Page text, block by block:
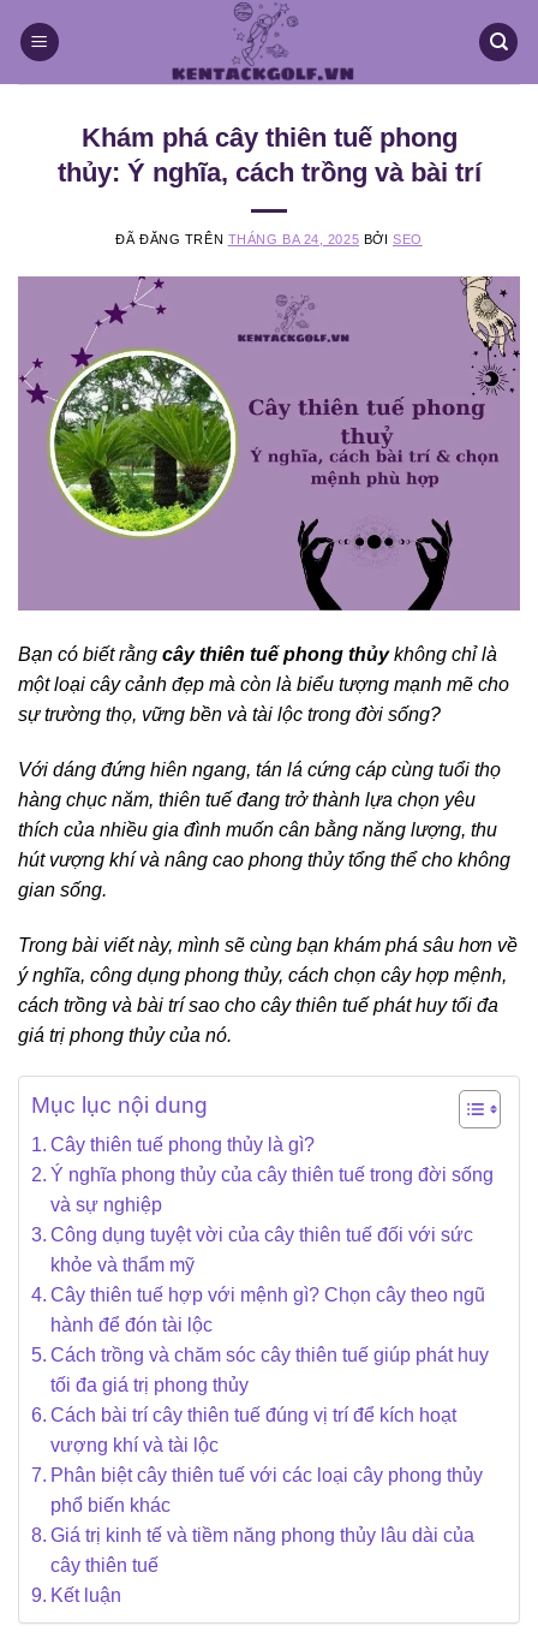
đến
Khám phá cây thiên tuế phong
thủy: Ý nghĩa, cách trồng và bài trí
ĐÃ ĐĂNG TRÊN THÁNG BA 24, 2025 BỞI SEO
Bạn có biết rằng cây thiên tuế phong thủykhông chỉ là
một loại cây cảnh đẹp mà còn là biểu tượng mạnh mẽ cho
sự trường thọ, vững bền và tài lộc trong đời sống?
Với dáng đứng hiên ngang, tán lá cứng cáp cùng tuổi thọ
hàng chục năm, thiên tuế đang trở thành lựa chọn yêu
thích của nhiều gia đình muốn cân bằng năng lượng, thu
hút vượng khí và nâng cao phong thủy tổng thể cho không
gian sống.
Trong bài viết này, mình sẽ cùng bạn khám phá sâu hơn về
ý nghĩa, công dụng phong thủy, cách chọn cây hợp mệnh,
cách trồng và bài trí sao cho cây thiên tuế phát huy tối đa
giá trị phong thủy của nó.
Mục lục nội dung
Cây thiên tuế phong thủy là gì?
Ý nghĩa phong thủy của cây thiên tuế trong đời sống
và sự nghiệp
Công dụng tuyệt vời của cây thiên tuế đối với sức
khỏe và thẩm mỹ
Cây thiên tuế hợp với mệnh gì? Chọn cây theo ngũ
hành để đón tài lộc
Cách trồng và chăm sóc cây thiên tuế giúp phát huy
tối đa giá trị phong thủy
Cách bài trí cây thiên tuế đúng vị trí để kích hoạt
vượng khí và tài lộc
Phân biệt cây thiên tuế với các loại cây phong thủy
phổ biến khác
Giá trị kinh tế và tiềm năng phong thủy lâu dài của
cây thiên tuế
Kết luận